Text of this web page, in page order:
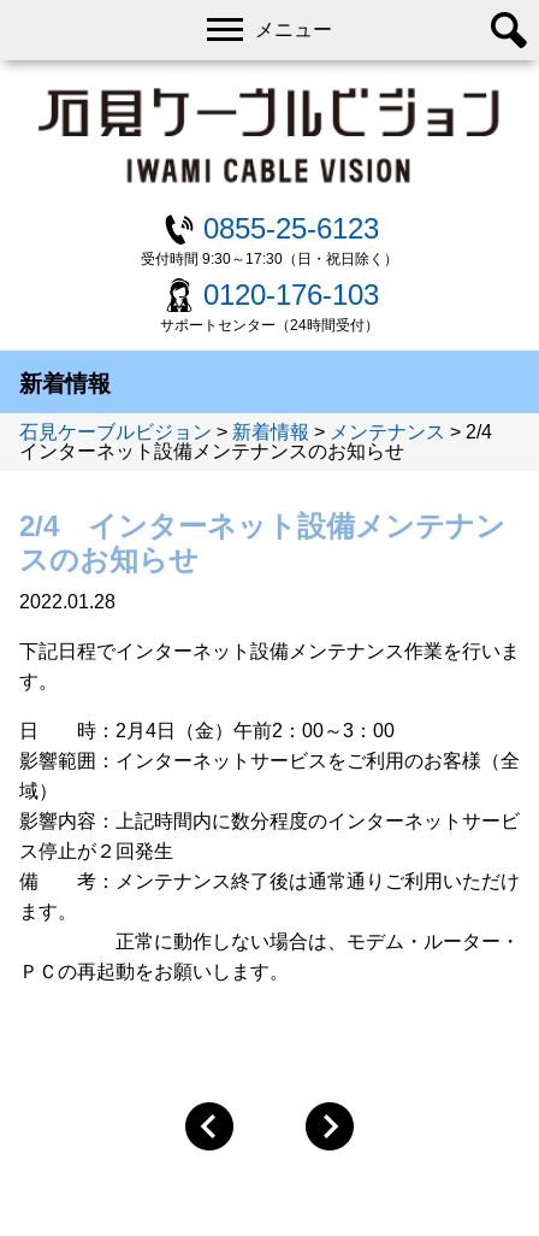
0855-25-6123
受付時間 9:30～17:30（日・祝日除く）
0120-176-103
サポートセンター（24時間受付）
メニュー
新着情報
石見ケーブルビジョン > 新着情報 > メンテナンス > 2/4
インターネット設備メンテナンスのお知らせ
2/4 インターネット設備メンテナン
スのお知らせ
2022.01.28
下記日程でインターネット設備メンテナンス作業を行いま
す。
日 時：2月4日（金）午前2：00～3：00
影響範囲：インターネットサービスをご利用のお客様（全
域）
影響内容：上記時間内に数分程度のインターネットサービ
ス停止が２回発生
備 考：メンテナンス終了後は通常通りご利用いただけ
ます。
正常に動作しない場合は、モデム・ルーター・
ＰＣの再起動をお願いします。